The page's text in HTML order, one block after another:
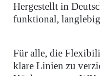
Hergestellt in
funktional,
Für alle, die
klare Linien zu